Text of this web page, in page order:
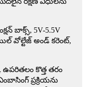
బాక్స్, 5V-5.5V
వోల్టేజ్ అండ్ కరెంట్,
కొత్త తరం
ప్రక్రియను